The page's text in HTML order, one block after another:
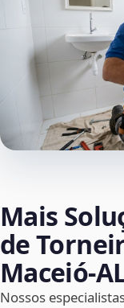
Mais
de
Nossos